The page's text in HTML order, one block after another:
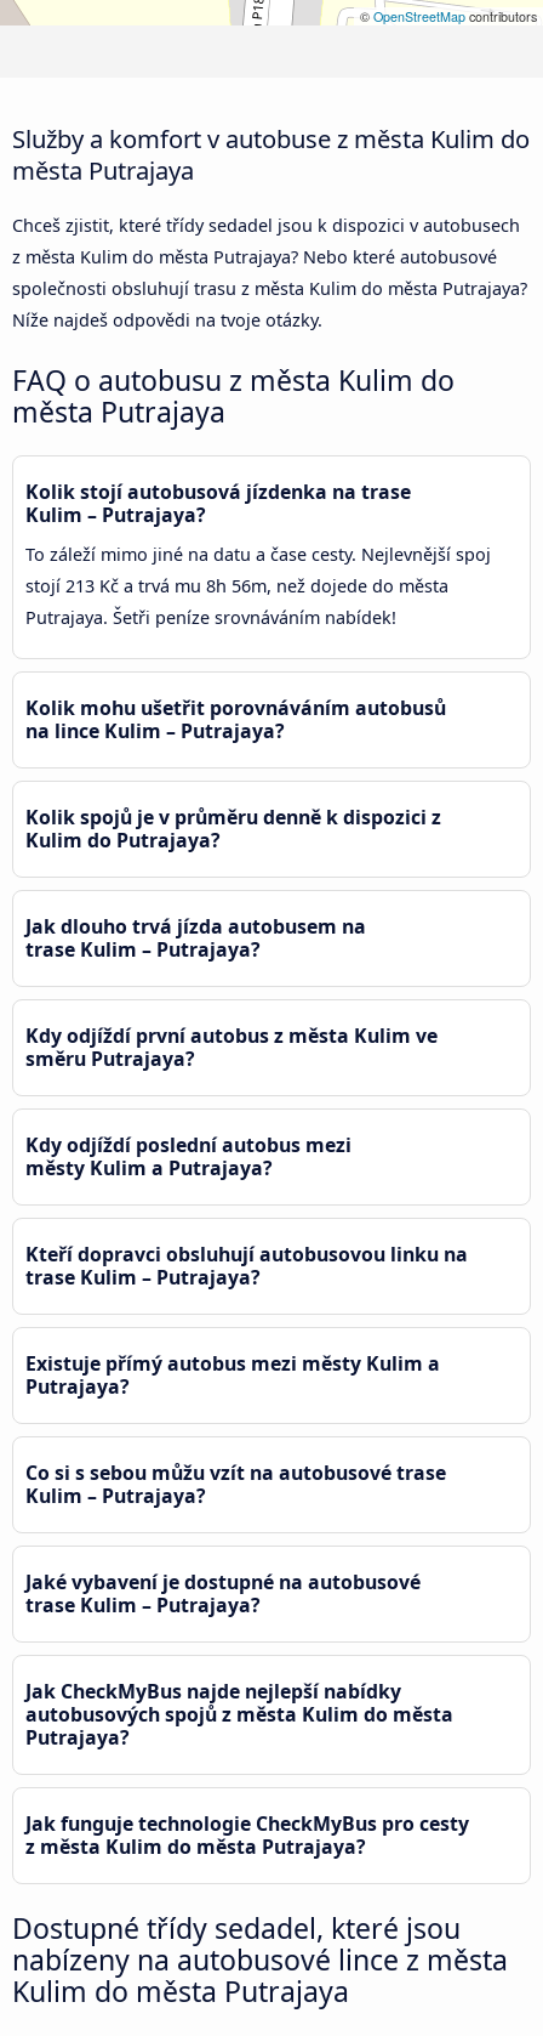
© OpenStreetMap contributors
Služby a komfort v autobuse z města Kulim do
města Putrajaya
Chceš zjistit, které třídy sedadel jsou k dispozici v autobusech
z města Kulim do města Putrajaya? Nebo které autobusové
společnosti obsluhují trasu z města Kulim do města Putrajaya?
Níže najdeš odpovědi na tvoje otázky.
FAQ o autobusu z města Kulim do
města Putrajaya
Kolik stojí autobusová jízdenka na trase
Kulim – Putrajaya?
To záleží mimo jiné na datu a čase cesty. Nejlevnější spoj
stojí 213 Kč a trvá mu 8h 56m, než dojede do města
Putrajaya. Šetři peníze srovnáváním nabídek!
Kolik mohu ušetřit porovnáváním autobusů
na lince Kulim – Putrajaya?
Kolik spojů je v průměru denně k dispozici z
Kulim do Putrajaya?
Jak dlouho trvá jízda autobusem na
trase Kulim – Putrajaya?
Kdy odjíždí první autobus z města Kulim ve
směru Putrajaya?
Kdy odjíždí poslední autobus mezi
městy Kulim a Putrajaya?
Kteří dopravci obsluhují autobusovou linku na
trase Kulim – Putrajaya?
Existuje přímý autobus mezi městy Kulim a
Putrajaya?
Co si s sebou můžu vzít na autobusové trase
Kulim – Putrajaya?
Jaké vybavení je dostupné na autobusové
trase Kulim – Putrajaya?
Jak CheckMyBus najde nejlepší nabídky
autobusových spojů z města Kulim do města
Putrajaya?
Jak funguje technologie CheckMyBus pro cesty
z města Kulim do města Putrajaya?
Dostupné třídy sedadel, které jsou
nabízeny na autobusové lince z města
Kulim do města Putrajaya